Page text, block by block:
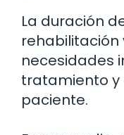
La duración
rehabilitación
necesidades
tratamiento y
paciente.